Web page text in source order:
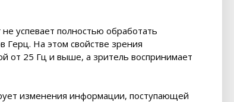
не успевает полностью обработать
На этом свойстве зрения
от 25 Гц и выше, а зритель воспринимает
изменения информации, поступающей